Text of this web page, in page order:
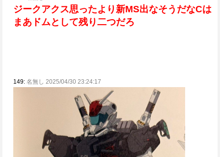
ジークアクス思ったより新MS出なそうだなCは
まあドムとして残り二つだろ
149: 名無し 2025/04/30 23:24:17